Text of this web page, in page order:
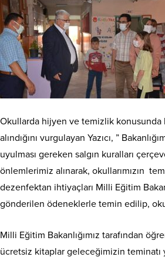
Okullarda hijyen ve temizlik konusunda
alındığını vurgulayan Yazıcı, ”
uyulması gereken salgın kuralları
önlemlerimiz alınarak, okullarımızın
dezenfektan ihtiyaçları Milli Eğitim
gönderilen ödeneklerle temin edilip,
Milli Eğitim Bakanlığımız tarafından
ücretsiz kitaplar geleceğimizin teminatı